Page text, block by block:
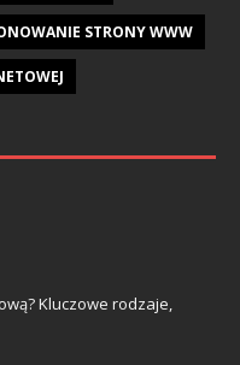
STRONY WWW
Kluczowe rodzaje,